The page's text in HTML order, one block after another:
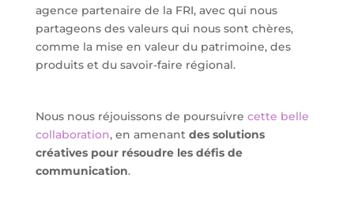
agence partenaire de la FRI, avec qui nous
partageons des valeurs qui nous sont chères,
comme la mise en valeur du patrimoine, des
produits et du savoir-faire régional.
Nous nous réjouissons de poursuivre cette belle
collaboration, en amenant des solutions
créatives pour résoudre les défis de
communication.